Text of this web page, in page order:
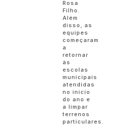
Rosa
Filho.
Além
disso, as
equipes
começaram
a
retornar
às
escolas
municipais
atendidas
no início
do ano e
a limpar
terrenos
particulares.